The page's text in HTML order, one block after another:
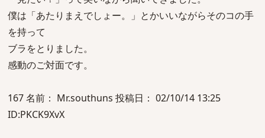
僕は「あたりまえでしょー。」とかいいながらそのコの手
を持って
ブラをとりました。
感動のご対面です。
167 名前： Mr.southuns 投稿日： 02/10/14 13:25
ID:PKCK9XvX